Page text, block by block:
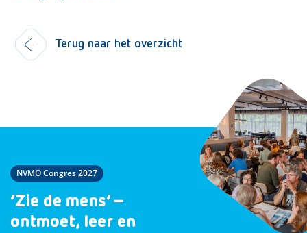
Terug naar het overzicht
NVMO Congres 2027
‘Zie de mens’ –
ontmoet, leer en